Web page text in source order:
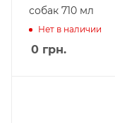
собак 710 мл
Нет в наличии
0 грн.